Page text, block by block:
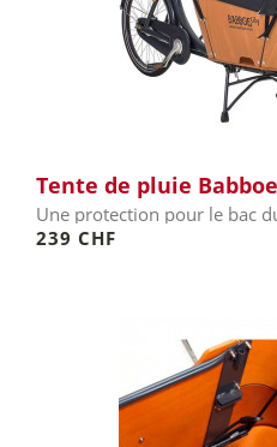
Tente de pluie
Une protection pour le bac
239 CHF